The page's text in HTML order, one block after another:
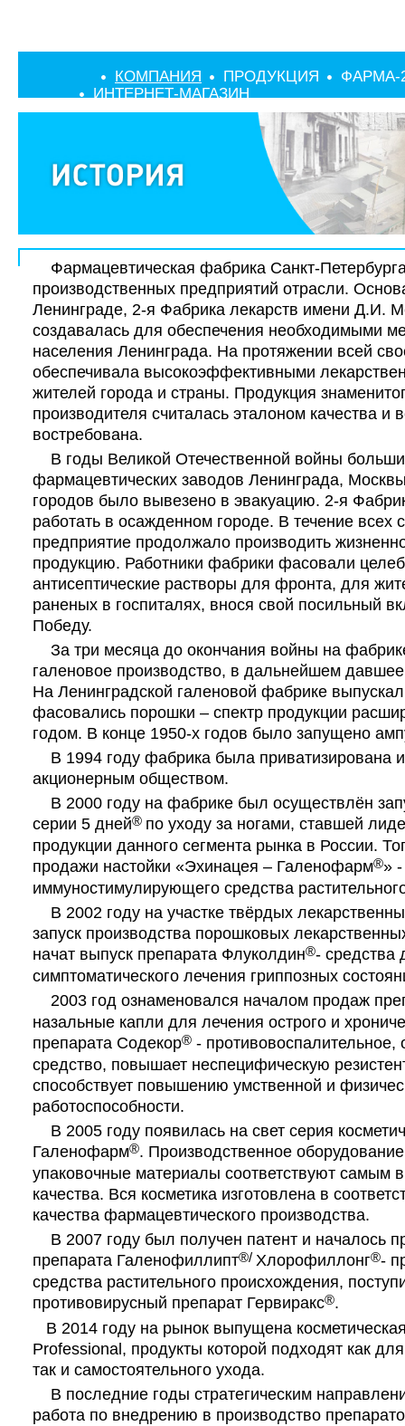
КОМПАНИЯ ПРОДУКЦИЯ
ФАРМА-
ИНТЕРНЕТ-МАГАЗИН
Фармацевтическая фабрика Санкт-
производственных предприятий отрасли.
Ленинграде, 2-я Фабрика лекарств имени Д.И.
создавалась для обеспечения необходимыми
населения Ленинграда. На протяжении всей
обеспечивала высокоэффективными
жителей города и страны. Продукция
производителя считалась эталоном качества и
востребована.
В годы Великой Отечественной войны
фармацевтических заводов Ленинграда,
городов было вывезено в эвакуацию. 2-я
работать в осажденном городе. В течение всех
предприятие продолжало производить
продукцию. Работники фабрики фасовали
антисептические растворы для фронта, для
раненых в госпиталях, внося свой посильный
Победу.
За три месяца до окончания войны на
галеновое производство, в дальнейшем
На Ленинградской галеновой фабрике
фасовались порошки – спектр продукции
годом. В конце 1950-х годов было запущено
В 1994 году фабрика была приватизирована
акционерным обществом.
В 2000 году на фабрике был осуществлён
серии 5 дней® по уходу за ногами, ставшей
продукции данного сегмента рынка в России.
продажи настойки «Эхинацея – Галенофарм®» -
иммуностимулирующего средства
В 2002 году на участке твёрдых
запуск производства порошковых
начат выпуск препарата Флуколдин®- средства
симптоматического лечения гриппозных
2003 год ознаменовался началом продаж
назальные капли для лечения острого и
препарата Содекор® -
средство, повышает неспецифическую
способствует повышению умственной и
работоспособности.
В 2005 году появилась на свет серия
Галенофарм®. Производственное
упаковочные материалы соответствуют самым
качества. Вся косметика изготовлена в
качества фармацевтического производства.
В 2007 году был получен патент и началось
препарата Галенофиллипт®/ Хлорофиллонг®-
средства растительного происхождения,
противовирусный препарат Гервиракс®.
В 2014 году на рынок выпущена
Professional, продукты которой подходят как
так и самостоятельного ухода.
В последние годы стратегическим
работа по внедрению в производство